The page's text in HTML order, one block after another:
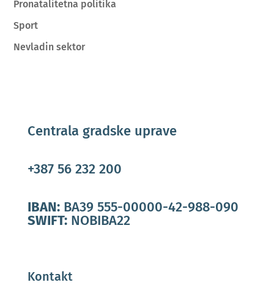
Pronatalitetna politika
Sport
Nevladin sektor
Centrala gradske uprave
+387 56 232 200
IBAN:BA39 555-00000-42-988-090
SWIFT:NOBIBA22
Kontakt